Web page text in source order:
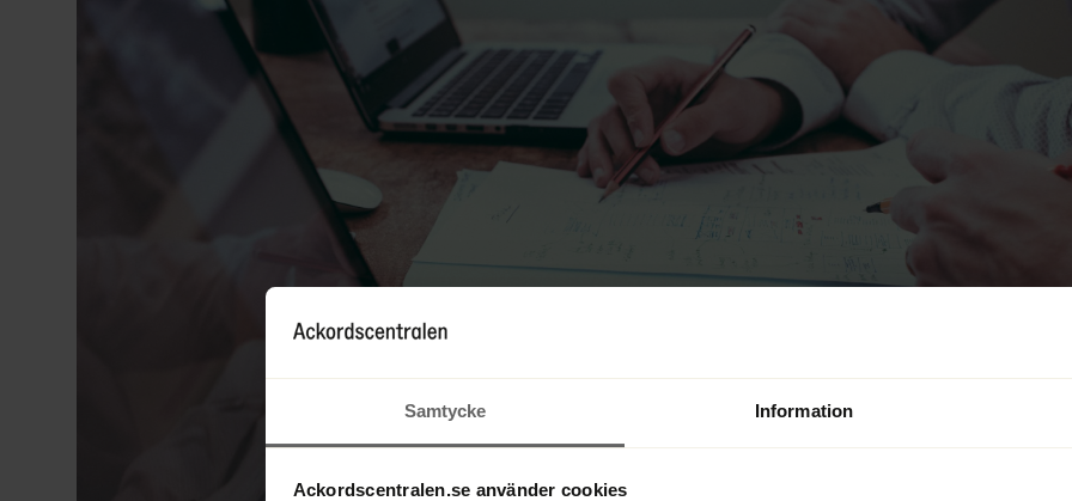
Samtycke Information
Ackordscentralen.se använder cookies